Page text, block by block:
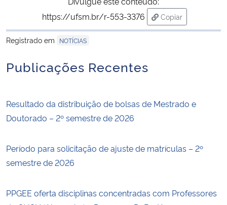
https://ufsm.br/r-553-3376
Copiar
para área de
Registrado em
NOTÍCIAS
Publicações Recentes
Resultado da distribuição de bolsas de Mestrado e
Doutorado – 2º semestre de 2026
Período para solicitação de ajuste de matrículas – 2º
semestre de 2026
PPGEE oferta disciplinas concentradas com Professores